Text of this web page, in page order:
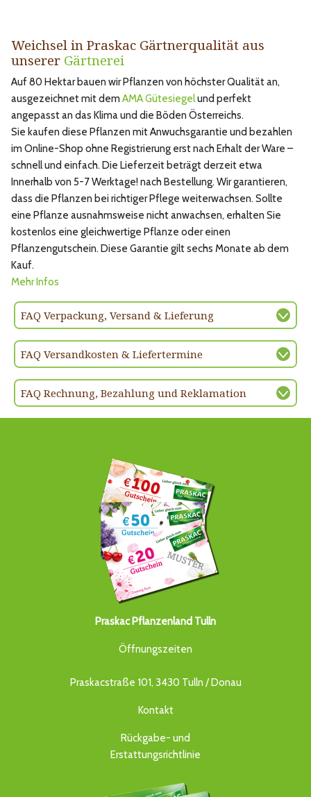
Weichsel in Praskac Gärtnerqualität aus
unserer Gärtnerei
Auf 80 Hektar bauen wir Pflanzen von höchster Qualität an,
ausgezeichnet mit dem AMA Gütesiegelund perfekt
angepasst an das Klima und die Böden Österreichs.
Sie kaufen diese Pflanzen mit Anwuchsgarantie und bezahlen
im Online-Shop ohne Registrierung erst nach Erhalt der Ware –
schnell und einfach. Die Lieferzeit beträgt derzeit etwa
Innerhalb von 5-7 Werktage! nach Bestellung. Wir garantieren,
dass die Pflanzen bei richtiger Pflege weiterwachsen. Sollte
eine Pflanze ausnahmsweise nicht anwachsen, erhalten Sie
kostenlos eine gleichwertige Pflanze oder einen
Pflanzengutschein. Diese Garantie gilt sechs Monate ab dem
Kauf.
Mehr Infos
FAQ Verpackung, Versand & Lieferung
FAQ Versandkosten & Liefertermine
FAQ Rechnung, Bezahlung und Reklamation
Praskac Pflanzenland Tulln
Öffnungszeiten
Praskacstraße 101, 3430 Tulln / Donau
Kontakt
Rückgabe- und
Erstattungsrichtlinie